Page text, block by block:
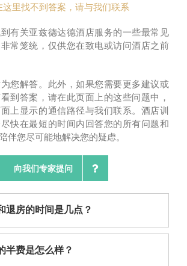
这里找不到答案，请与我们联系
有关亚兹德达德酒店服务的一些最常见
常笼统，仅供您在致电或访问酒店之前
您解答。此外，如果您需要更多建议或
到答案，请在此页面上的这些问题中，
面上显示的通信路径与我们联系。酒店训
快在最短的时间内回答您的所有问题和
伴您尽可能地解决您的疑虑。
向我们专家提问
退房的时间是几点？
半费是怎么样？